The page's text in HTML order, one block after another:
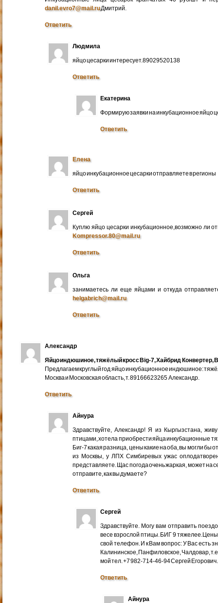
danil.evro7@mail.ruДмитрий.
Ответить
Людмила
яйцо цесарки интересует.89029520138
Ответить
Екатерина
Формирую заявки на инкубационное яйцо
Ответить
Елена
яйцо инкубационное цесарки отправляете в регионы
Ответить
Сергей
Куплю яйцо цесарки инкубационное,возможно ли
Kompressor.80@mail.ru
Ответить
Ольга
занимаетесь ли еще яйцами и откуда
helgabrich@mail.ru
Ответить
Александр
Яйцо индюшиное, тяжёлый кросс Big-7, Хайбрид Конвертер,
Предлагаем круглый год яйцо инкубационное индюшиное:
Москва и Московская область, т. 89166623265 Александр.
Ответить
Айнура
Здравствуйте, Александр! Я из Кыргызстана,
птицами, хотела приобрести яйца инкубационные
Биг-7 какая разница, цены какие на оба, вы могли бы
из Москвы, у ЛПХ Симбиревых ужас
представляете. Щас погода очень жаркая, может на
отправите, как вы думаете?
Ответить
Сергей
Здравствуйте. Могу вам отправить
весе взрослой птицы. БИГ 9
свой телефон. И к Вам вопрос: У Вас есть
Калининское, Панфиловское, Чалдовар,
мой тел. +7 982-714-46-94 Сергей Егорович.
Ответить
Айнура